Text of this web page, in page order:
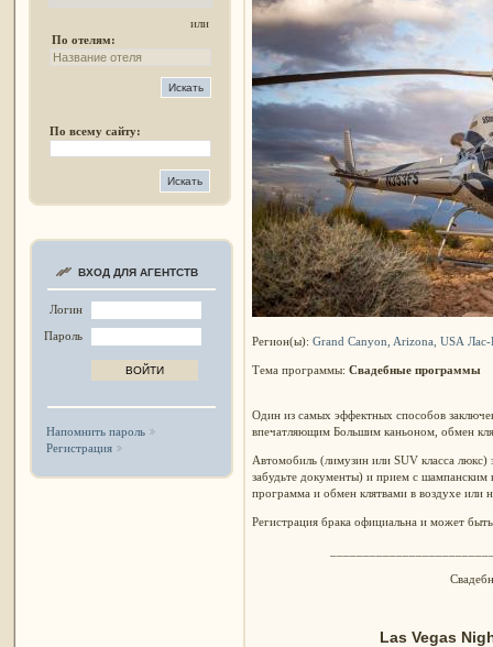
или
По отелям:
По всему сайту:
ВХОД ДЛЯ АГЕНТСТВ
Логин
Пароль
Напомнить пароль
Регистрация
Регион(ы): Grand Canyon, Arizona, USA Лас-
Тема программы: Свадебные программы
Один из самых эффектных способов
впечатляющим Большим каньоном, обмен
Автомобиль (лимузин или SUV класса люкс)
забудьте документы) и прием с шампанским
программа и обмен клятвами в воздухе или
Регистрация брака официальна и может
Las Vegas